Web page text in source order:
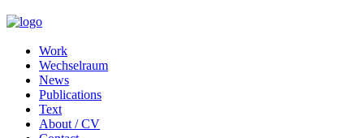
Work
Wechselraum
News
Publications
Text
About / CV